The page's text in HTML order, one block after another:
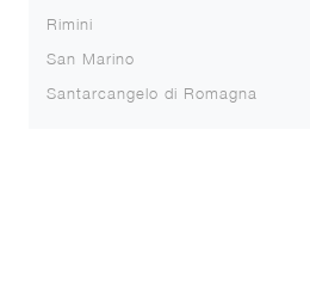
Rimini
San Marino
Santarcangelo di Romagna